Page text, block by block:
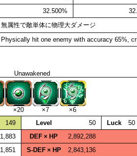
32.500%
無属性で敵単体に物理大ダメージ
Physically hit one enemy with accuracy 65%,
Unawakened
×20 ×7
×6
149 Level 50 Luck
50
1,883 DEF × HP
2,892,288
1,851 S‑DEF × HP 2,843,136